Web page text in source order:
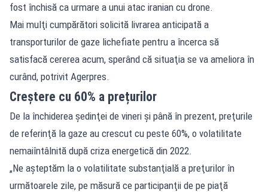
fost închisă ca urmare a unui atac iranian cu drone.
Mai mulţi cumpărători solicită livrarea anticipată a
transporturilor de gaze lichefiate pentru a încerca să
satisfacă cererea acum, sperând că situaţia se va ameliora în
curând, potrivit Agerpres.
Creștere cu 60% a prețurilor
De la închiderea şedinţei de vineri şi până în prezent, preţurile
de referinţă la gaze au crescut cu peste 60%, o volatilitate
nemaiîntâlnită după criza energetică din 2022.
„Ne aşteptăm la o volatilitate substanţială a preţurilor în
următoarele zile, pe măsură ce participanţii de pe piaţă